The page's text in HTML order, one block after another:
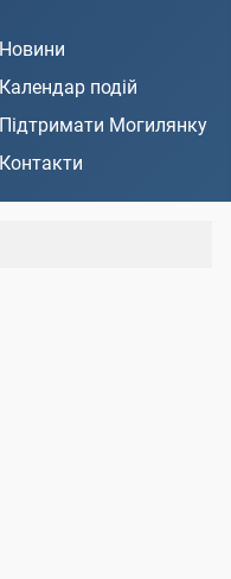
Новини
Календар подій
Підтримати Могилянку
Контакти